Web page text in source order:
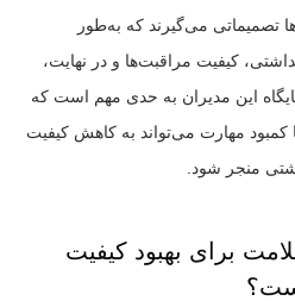
تصمیماتی می‌گیرند که به‌طور
کیفیت مراقبت‌ها و در نهایت،
این مدیران به حدی مهم است که
کمبود مهارت می‌تواند به کاهش کیفیت
منجر شود.
برای بهبود کیفیت